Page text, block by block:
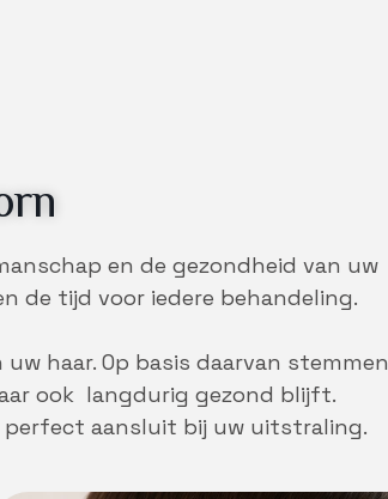
en de gezondheid van uw
de tijd voor iedere behandeling.
haar. Op basis daarvan stemmen
ook langdurig gezond blijft.
perfect aansluit bij uw uitstraling.